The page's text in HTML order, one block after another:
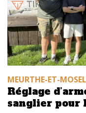
MEURTHE-ET-
Réglage
sanglier pour